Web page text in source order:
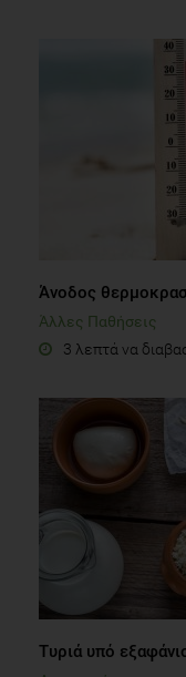
Άνοδος
Άλλες Παθήσεις
3 λεπτά να
Τυριά υπό